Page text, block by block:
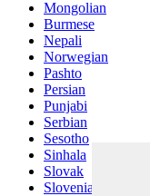
Mongolian
Burmese
Nepali
Norwegian
Pashto
Persian
Punjabi
Serbian
Sesotho
Sinhala
Slovak
Slovenian